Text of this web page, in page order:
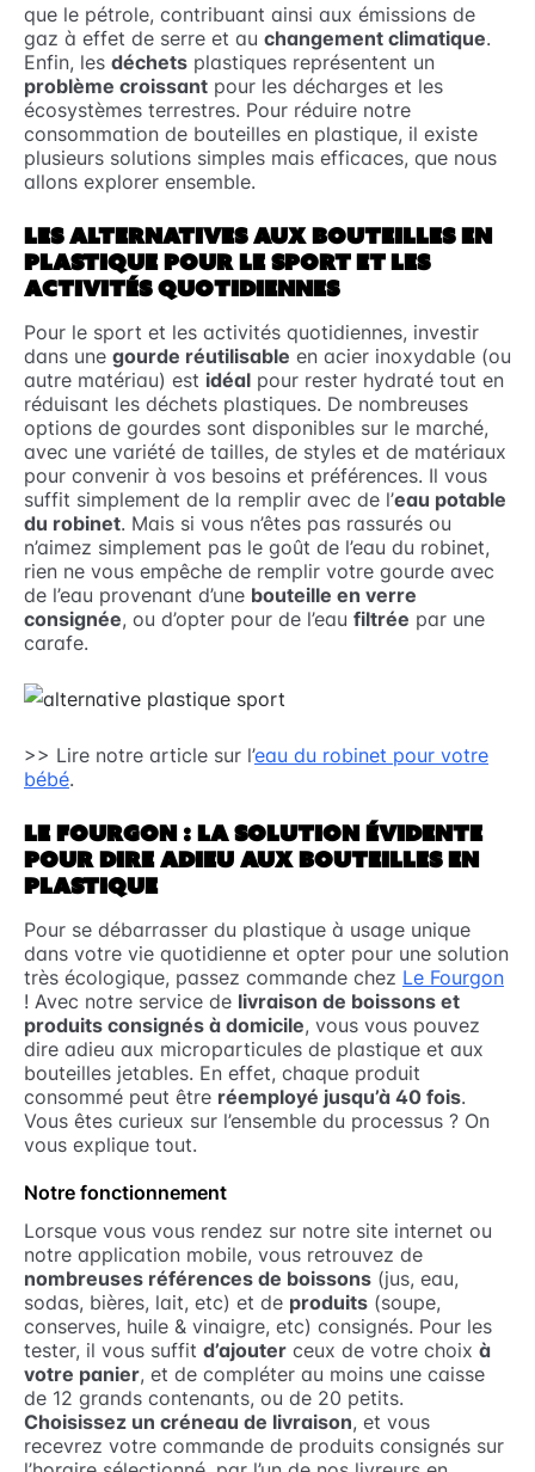
que le pétrole, contribuant ainsi aux émissions de
gaz à effet de serre et au changement climatique.
Enfin, les déchets plastiques représentent un
problème croissant pour les décharges et les
écosystèmes terrestres. Pour réduire notre
consommation de bouteilles en plastique, il existe
plusieurs solutions simples mais efficaces, que nous
allons explorer ensemble.
LES ALTERNATIVES AUX BOUTEILLES EN
PLASTIQUE POUR LE SPORT ET LES
ACTIVITÉS QUOTIDIENNES
Pour le sport et les activités quotidiennes, investir
dans une gourde réutilisable en acier inoxydable (ou
autre matériau) est idéal pour rester hydraté tout en
réduisant les déchets plastiques. De nombreuses
options de gourdes sont disponibles sur le marché,
avec une variété de tailles, de styles et de matériaux
pour convenir à vos besoins et préférences. Il vous
suffit simplement de la remplir avec de l’eau potable
du robinet. Mais si vous n’êtes pas rassurés ou
n’aimez simplement pas le goût de l’eau du robinet,
rien ne vous empêche de remplir votre gourde avec
de l’eau provenant d’une bouteille en verre
consignée, ou d’opter pour de l’eau filtrée par une
carafe.
>> Lire notre article sur l’eau du robinet pour votre
bébé.
LE FOURGON : LA SOLUTION ÉVIDENTE
POUR DIRE ADIEU AUX BOUTEILLES EN
PLASTIQUE
Pour se débarrasser du plastique à usage unique
dans votre vie quotidienne et opter pour une solution
très écologique, passez commande chez Le Fourgon
! Avec notre service de livraison de boissons et
produits consignés à domicile, vous vous pouvez
dire adieu aux microparticules de plastique et aux
bouteilles jetables. En effet, chaque produit
consommé peut être réemployé jusqu’à 40 fois.
Vous êtes curieux sur l’ensemble du processus ? On
vous explique tout.
Notre fonctionnement
Lorsque vous vous rendez sur notre site internet ou
notre application mobile, vous retrouvez de
nombreuses références de boissons (jus, eau,
sodas, bières, lait, etc) et de produits (soupe,
conserves, huile & vinaigre, etc) consignés. Pour les
tester, il vous suffit d’ajouter ceux de votre choix à
votre panier, et de compléter au moins une caisse
de 12 grands contenants, ou de 20 petits.
Choisissez un créneau de livraison, et vous
recevrez votre commande de produits consignés sur